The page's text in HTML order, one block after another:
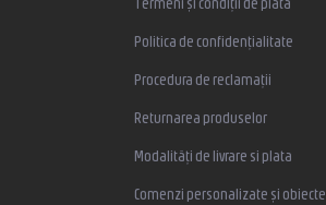
Termeni și condiții de plată
Politica de confidențialitate
Procedura de reclamații
Returnarea produselor
Modalități de livrare si plata
Comenzi personalizate și obiecte